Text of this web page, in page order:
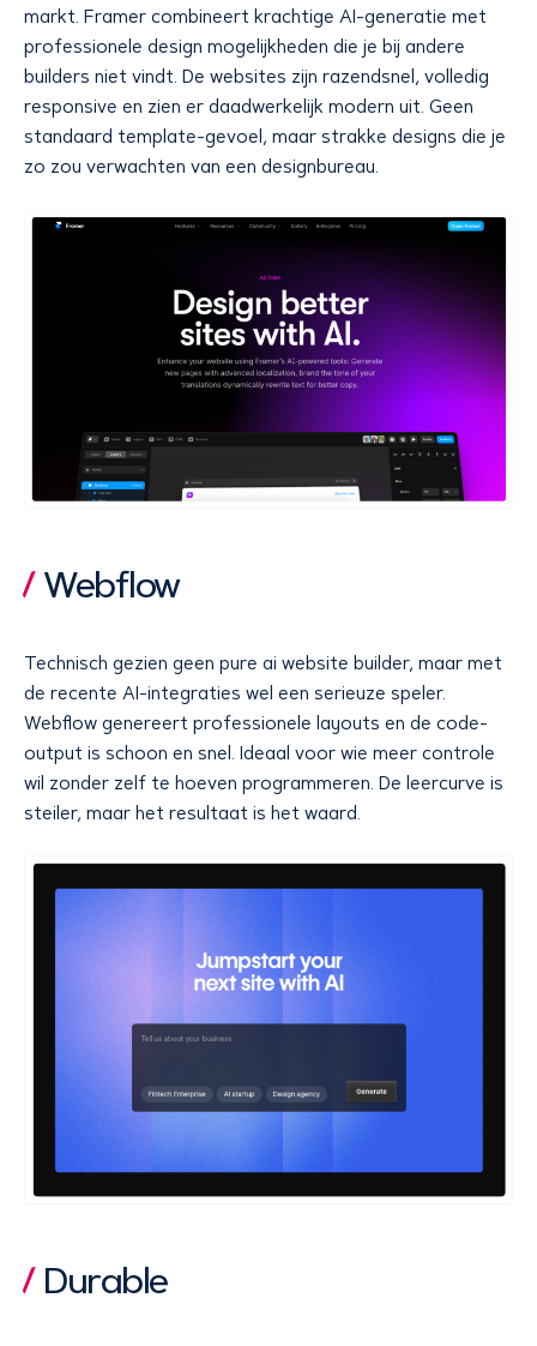
markt. Framer combineert krachtige AI-generatie met
professionele design mogelijkheden die je bij andere
builders niet vindt. De websites zijn razendsnel, volledig
responsive en zien er daadwerkelijk modern uit. Geen
standaard template-gevoel, maar strakke designs die je
zo zou verwachten van een designbureau.
Webflow
Technisch gezien geen pure ai website builder, maar met
de recente AI-integraties wel een serieuze speler.
Webflow genereert professionele layouts en de code-
output is schoon en snel. Ideaal voor wie meer controle
wil zonder zelf te hoeven programmeren. De leercurve is
steiler, maar het resultaat is het waard.
Durable